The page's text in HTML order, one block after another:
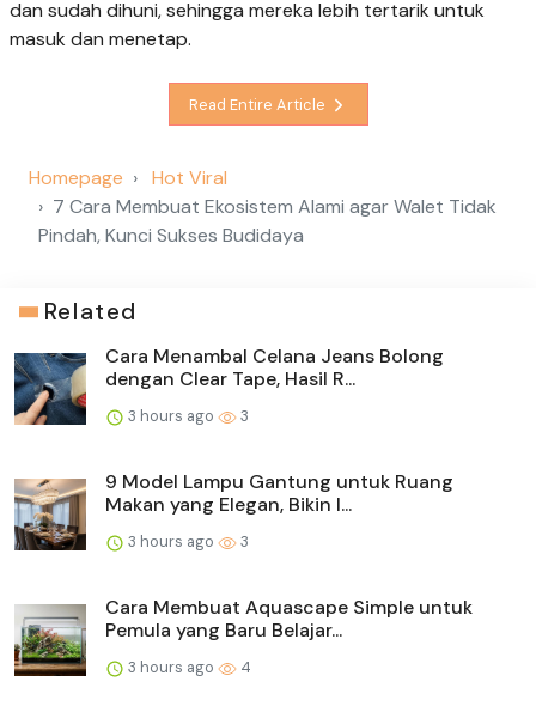
dan sudah dihuni, sehingga mereka lebih tertarik untuk
masuk dan menetap.
Read Entire Article
Homepage
Hot Viral
7 Cara Membuat Ekosistem Alami agar Walet Tidak
Pindah, Kunci Sukses Budidaya
Related
Cara Menambal Celana Jeans Bolong
dengan Clear Tape, Hasil R...
3 hours ago 3
9 Model Lampu Gantung untuk Ruang
Makan yang Elegan, Bikin I...
3 hours ago 3
Cara Membuat Aquascape Simple untuk
Pemula yang Baru Belajar...
3 hours ago 4